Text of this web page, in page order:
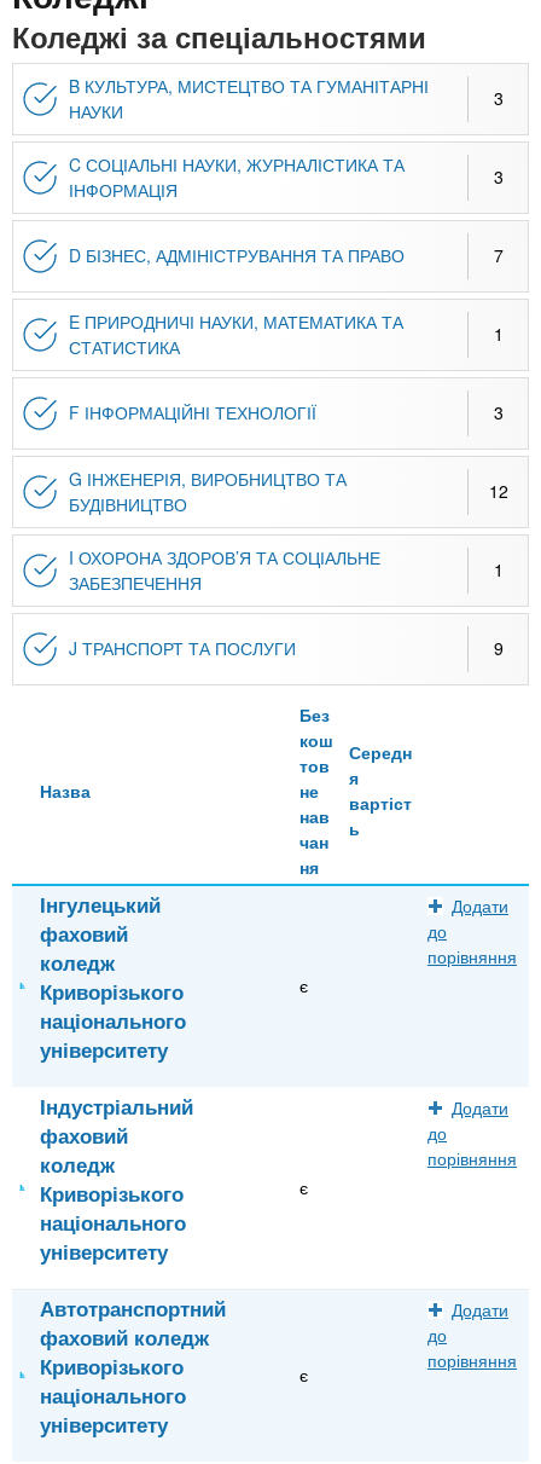
n
t
s
.
i
n
f
o
и
х
к
л
а
д
і
Онлайн курси
За кордоном
Коледжі за спеціальностями
B КУЛЬТУРА, МИСТЕЦТВО ТА ГУМАНІТАРНІ
НАУКИ
3
C СОЦІАЛЬНІ НАУКИ, ЖУРНАЛІСТИКА ТА
ІНФОРМАЦІЯ
3
D БІЗНЕС, АДМІНІСТРУВАННЯ ТА ПРАВО 7
E ПРИРОДНИЧІ НАУКИ, МАТЕМАТИКА ТА
СТАТИСТИКА
1
F ІНФОРМАЦІЙНІ ТЕХНОЛОГІЇ 3
G ІНЖЕНЕРІЯ, ВИРОБНИЦТВО ТА
БУДІВНИЦТВО
12
I ОХОРОНА ЗДОРОВ’Я ТА СОЦІАЛЬНЕ
ЗАБЕЗПЕЧЕННЯ
1
J ТРАНСПОРТ ТА ПОСЛУГИ 9
Назва
Без
кош
тов
не
нав
чан
ня
Середн
я
вартіст
ь
Інгулецький
фаховий
коледж
Криворізького
національного
університету
є
Додати
до
порівняння
Індустріальний
фаховий
коледж
Криворізького
національного
університету
є
Додати
до
порівняння
Автотранспортний
фаховий коледж
Криворізького
національного
університету
є
Додати
до
порівняння